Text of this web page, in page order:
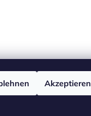
Akzeptieren